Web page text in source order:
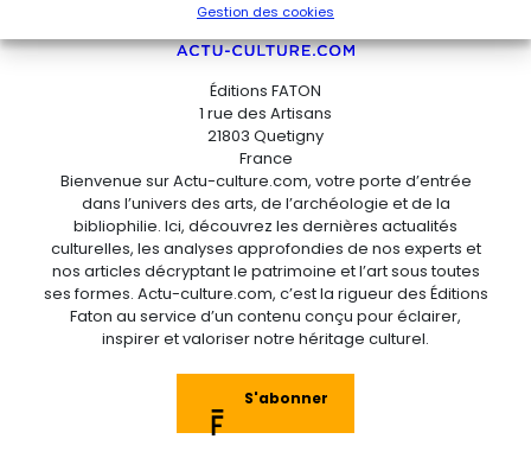
Gestion des cookies
Éditions FATON
1 rue des Artisans
21803 Quetigny
France
Bienvenue sur Actu-culture.com, votre porte d’entrée
dans l’univers des arts, de l’archéologie et de la
bibliophilie. Ici, découvrez les dernières actualités
culturelles, les analyses approfondies de nos experts et
nos articles décryptant le patrimoine et l’art sous toutes
ses formes. Actu-culture.com, c’est la rigueur des Éditions
Faton au service d’un contenu conçu pour éclairer,
inspirer et valoriser notre héritage culturel.
S'abonner